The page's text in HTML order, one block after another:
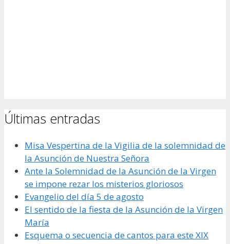
Últimas entradas
Misa Vespertina de la Vigilia de la solemnidad de
la Asunción de Nuestra Señora
Ante la Solemnidad de la Asunción de la Virgen
se impone rezar los misterios gloriosos
Evangelio del día 5 de agosto
El sentido de la fiesta de la Asunción de la Virgen
María
Esquema o secuencia de cantos para este XIX